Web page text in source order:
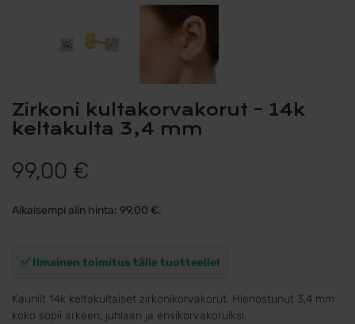
Zirkoni kultakorvakorut – 14k
keltakulta 3,4 mm
99,00 €
Aikaisempi alin hinta: 99,00 €.
✅ Ilmainen toimitus tälle tuotteelle!
Kauniit 14k keltakultaiset zirkonikorvakorut. Hienostunut 3,4 mm
koko sopii arkeen, juhlaan ja ensikorvakoruiksi.